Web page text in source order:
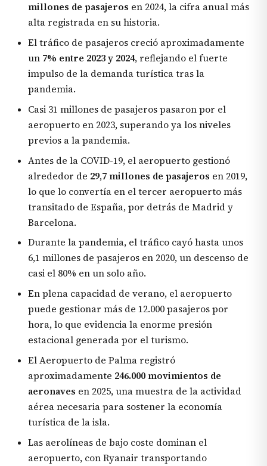
millones de pasajeros en 2024, la cifra anual más
alta registrada en su historia.
El tráfico de pasajeros creció aproximadamente
un 7% entre 2023 y 2024, reflejando el fuerte
impulso de la demanda turística tras la
pandemia.
Casi 31 millones de pasajeros pasaron por el
aeropuerto en 2023, superando ya los niveles
previos a la pandemia.
Antes de la COVID-19, el aeropuerto gestionó
alrededor de 29,7 millones de pasajeros en 2019,
lo que lo convertía en el tercer aeropuerto más
transitado de España, por detrás de Madrid y
Barcelona.
Durante la pandemia, el tráfico cayó hasta unos
6,1 millones de pasajeros en 2020, un descenso de
casi el 80% en un solo año.
En plena capacidad de verano, el aeropuerto
puede gestionar más de 12.000 pasajeros por
hora, lo que evidencia la enorme presión
estacional generada por el turismo.
El Aeropuerto de Palma registró
aproximadamente 246.000 movimientos de
aeronaves en 2025, una muestra de la actividad
aérea necesaria para sostener la economía
turística de la isla.
Las aerolíneas de bajo coste dominan el
aeropuerto, con Ryanair transportando